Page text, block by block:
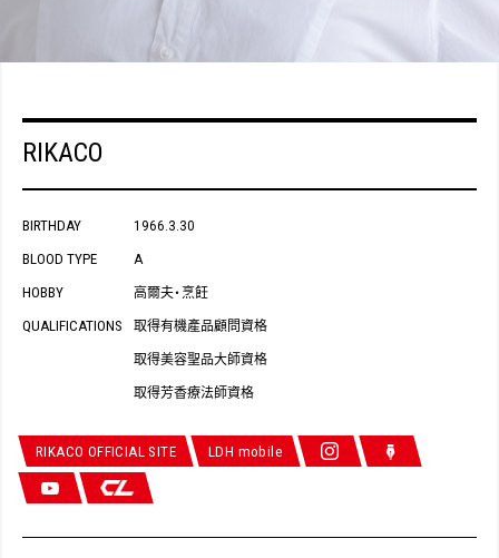
RIKACO
BIRTHDAY 1966.3.30
BLOOD TYPE A
HOBBY 高爾夫・烹飪
QUALIFICATIONS 取得有機產品顧問資格
取得美容聖品大師資格
取得芳香療法師資格
RIKACO OFFICIAL SITE LDH mobile